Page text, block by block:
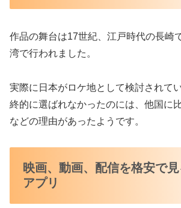
作品の舞台は17世紀、江戸時代の長崎
湾で行われました。
実際に日本がロケ地として検討されて
終的に選ばれなかったのには、他国に
などの理由があったようです。
映画、動画、配信を格安で見
アプリ